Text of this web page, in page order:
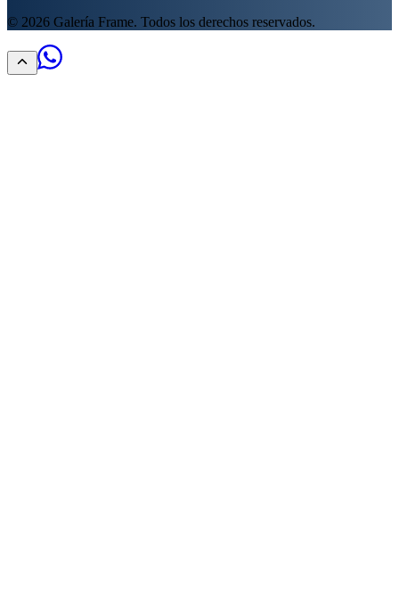
© 2026 Galería Frame. Todos los derechos reservados.